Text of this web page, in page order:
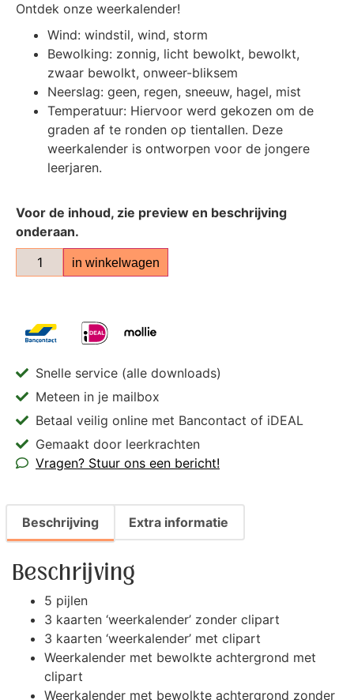
Ontdek onze weerkalender!
Wind: windstil, wind, storm
Bewolking: zonnig, licht bewolkt, bewolkt,
zwaar bewolkt, onweer-bliksem
Neerslag: geen, regen, sneeuw, hagel, mist
Temperatuur: Hiervoor werd gekozen om de
graden af te ronden op tientallen. Deze
weerkalender is ontworpen voor de jongere
leerjaren.
Voor de inhoud, zie preview en beschrijving
onderaan.
in winkelwagen
Snelle service (alle downloads)
Meteen in je mailbox
Betaal veilig online met Bancontact of iDEAL
Gemaakt door leerkrachten
Vragen? Stuur ons een bericht!
Beschrijving Extra informatie
Beschrijving
5 pijlen
3 kaarten ‘weerkalender’ zonder clipart
3 kaarten ‘weerkalender’ met clipart
Weerkalender met bewolkte achtergrond met
clipart
Weerkalender met bewolkte achtergrond zonder